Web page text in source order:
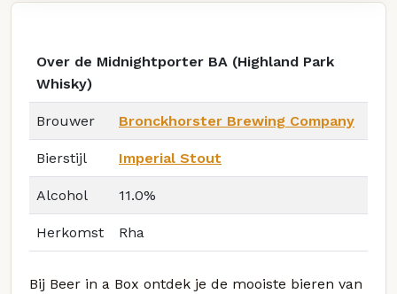
Over de Midnightporter BA (Highland Park
Whisky)
Brouwer Bronckhorster Brewing Company
Bierstijl Imperial Stout
Alcohol 11.0%
Herkomst Rha
Bij Beer in a Box ontdek je de mooiste bieren van